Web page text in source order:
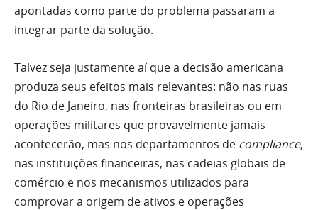
apontadas como parte do problema passaram a
integrar parte da solução.
Talvez seja justamente aí que a decisão americana
produza seus efeitos mais relevantes: não nas ruas
do Rio de Janeiro, nas fronteiras brasileiras ou em
operações militares que provavelmente jamais
acontecerão, mas nos departamentos de compliance,
nas instituições financeiras, nas cadeias globais de
comércio e nos mecanismos utilizados para
comprovar a origem de ativos e operações